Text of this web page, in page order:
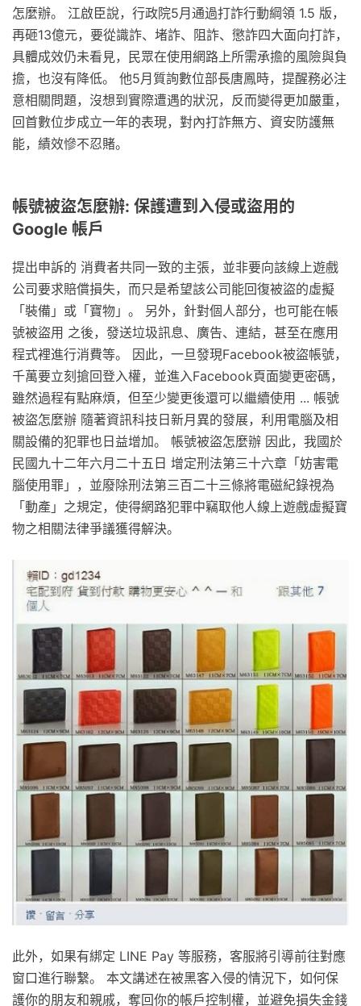
怎麼辦。 江啟臣說，行政院5月通過打詐行動綱領 1.5 版，
再砸13億元，要從識詐、堵詐、阻詐、懲詐四大面向打詐，
具體成效仍未看見，民眾在使用網路上所需承擔的風險與負
擔，也沒有降低。 他5月質詢數位部長唐鳳時，提醒務必注
意相關問題，沒想到實際遭遇的狀況，反而變得更加嚴重，
回首數位步成立一年的表現，對內打詐無方、資安防護無
能，績效慘不忍賭。
帳號被盜怎麼辦: 保護遭到入侵或盜用的
Google 帳戶
提出申訴的 消費者共同一致的主張，並非要向該線上遊戲
公司要求賠償損失，而只是希望該公司能回復被盜的虛擬
「裝備」或「寶物」。 另外，針對個人部分，也可能在帳
號被盜用 之後，發送垃圾訊息、廣告、連結，甚至在應用
程式裡進行消費等。 因此，一旦發現Facebook被盜帳號，
千萬要立刻搶回登入權，並進入Facebook頁面變更密碼，
雖然過程有點麻煩，但至少變更後還可以繼續使用 ... 帳號
被盜怎麼辦 隨著資訊科技日新月異的發展，利用電腦及相
關設備的犯罪也日益增加。 帳號被盜怎麼辦 因此，我國於
民國九十二年六月二十五日 增定刑法第三十六章「妨害電
腦使用罪」，並廢除刑法第三百二十三條將電磁紀錄視為
「動產」之規定，使得網路犯罪中竊取他人線上遊戲虛擬寶
物之相關法律爭議獲得解決。
此外，如果有綁定 LINE Pay 等服務，客服將引導前往對應
窗口進行聯繫。 本文講述在被黑客入侵的情況下，如何保
護你的朋友和親戚，奪回你的帳戶控制權，並避免損失金錢